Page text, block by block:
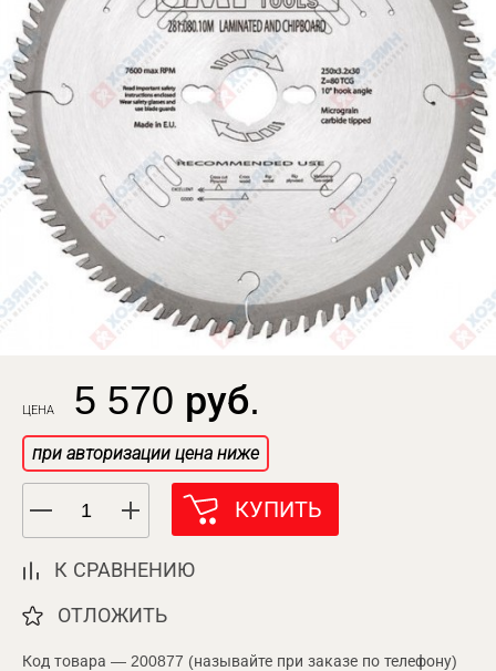
ЦЕНА 5 570 руб.
при авторизации цена ниже
КУПИТЬ
К СРАВНЕНИЮ
ОТЛОЖИТЬ
Код товара — 200877 (называйте при заказе по телефону)